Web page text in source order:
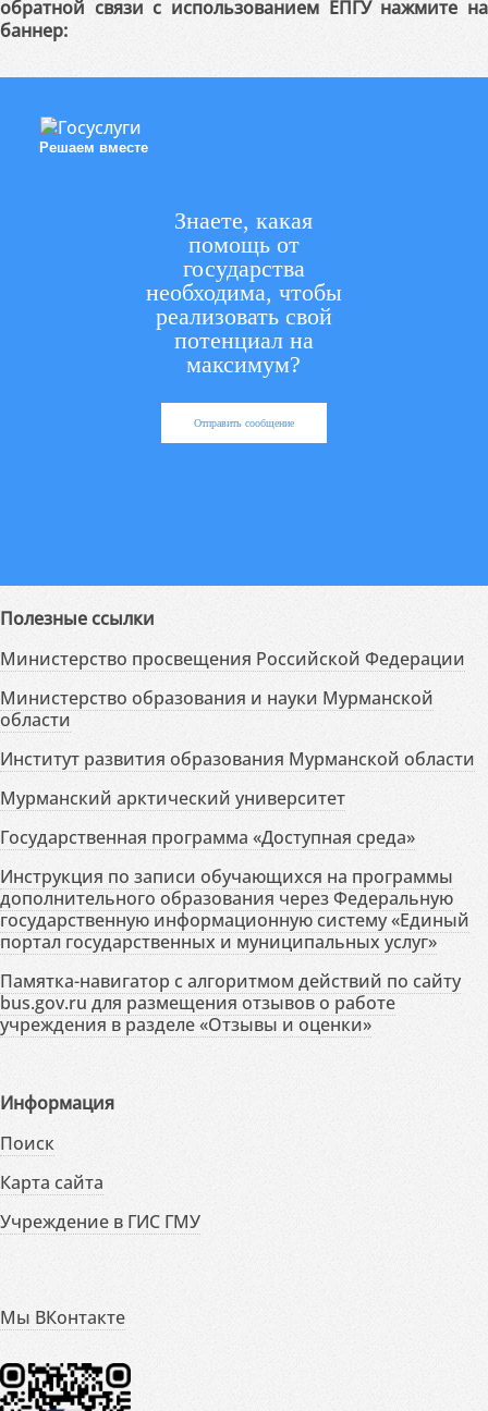
обратной связи с использованием ЕПГУ нажмите на
баннер:
Решаем вместе
Знаете, какая
помощь от
государства
необходима, чтобы
реализовать свой
потенциал на
максимум?
Отправить сообщение
Полезные ссылки
Министерство просвещения Российской Федерации
Министерство образования и науки Мурманской
области
Институт развития образования Мурманской области
Мурманский арктический университет
Государственная программа «Доступная среда»
Инструкция по записи обучающихся на программы
дополнительного образования через Федеральную
государственную информационную систему «Единый
портал государственных и муниципальных услуг»
Памятка-навигатор с алгоритмом действий по сайту
bus.gov.ru для размещения отзывов о работе
учреждения в разделе «Отзывы и оценки»
Информация
Поиск
Карта сайта
Учреждение в ГИС ГМУ
Мы ВКонтакте